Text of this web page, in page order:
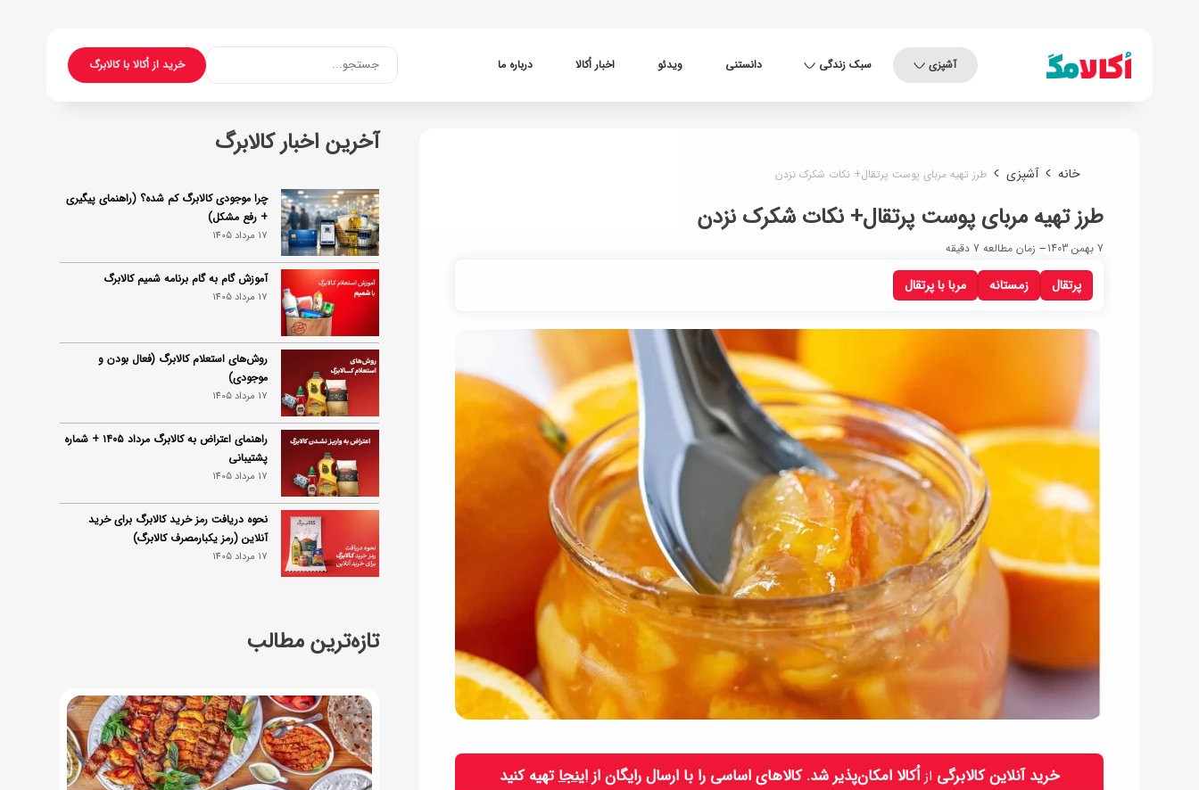
آشپزی سبک زندگی دانستنی ویدئو اخبار اُکالا درباره ما خرید از اُکالا با کالابرگجستجو...
خانه آشپزی طرز تهیه مربای پوست پرتقال+ نکات شکرک نزدن
پرتقال زمستانه مربا با پرتقال
طرز تهیه مربای پوست پرتقال+ نکات شکرک نزدن
7 بهمن 1403 زمان مطالعه 7 دقیقه
خرید آنلاین کالابرگی ازاُکالا امکان‌پذیر شد. کالاهای اساسی را با ارسال رایگان ازاینجاتهیه کنید
آخرین اخبار کالابرگ
چرا موجودی کالابرگ کم شده؟ (راهنمای پیگیری
+ رفع مشکل)
17 مرداد 1405
آموزش گام به گام برنامه شمیم کالابرگ
17 مرداد 1405
روش‌های استعلام کالابرگ (فعال بودن و
موجودی)
17 مرداد 1405
راهنمای اعتراض به کالابرگ مرداد ۱۴۰۵ + شماره
پشتیبانی
17 مرداد 1405
نحوه دریافت رمز خرید کالابرگ برای خرید
آنلاین (رمز یکبارمصرف کالابرگ)
17 مرداد 1405
تازه‌ترین مطالب